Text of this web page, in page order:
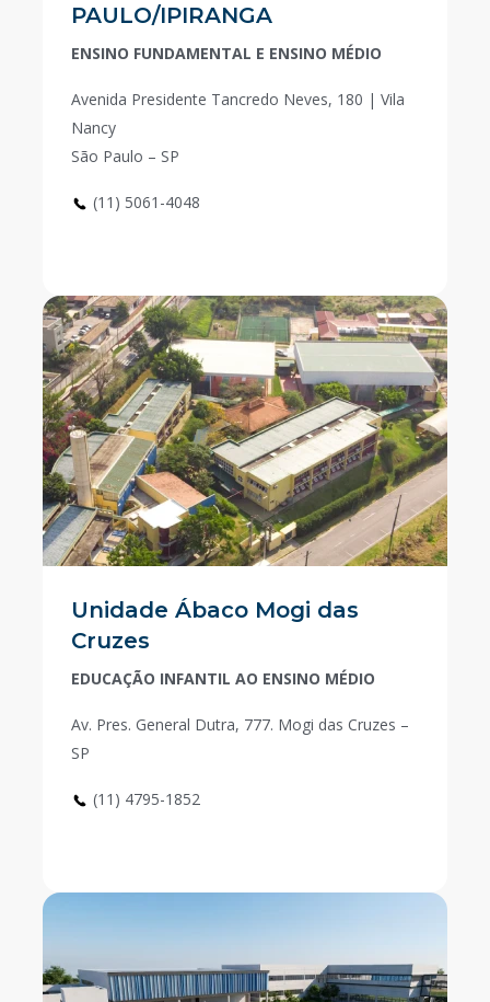
PAULO/IPIRANGA
ENSINO FUNDAMENTAL E ENSINO MÉDIO
Avenida Presidente Tancredo Neves, 180 | Vila
Nancy
São Paulo – SP
(11) 5061-4048
Unidade Ábaco Mogi das
Cruzes
EDUCAÇÃO INFANTIL AO ENSINO MÉDIO
Av. Pres. General Dutra, 777. Mogi das Cruzes –
SP
(11) 4795-1852